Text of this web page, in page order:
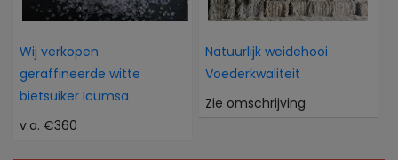
Wij verkopen
geraffineerde witte
bietsuiker Icumsa
v.a. €360
Natuurlijk weidehooi
Voederkwaliteit
Zie omschrijving